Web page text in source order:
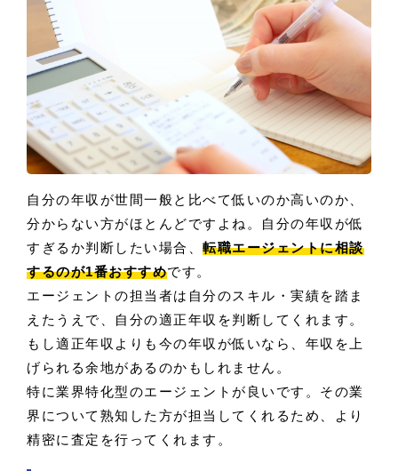
自分の年収が世間一般と比べて低いのか高いのか、
分からない方がほとんどですよね。自分の年収が低
すぎるか判断したい場合、 転職エージェントに相談
するのが1番おすすめです。
エージェントの担当者は自分のスキル・実績を踏ま
えたうえで、自分の適正年収を判断してくれます。
もし適正年収よりも今の年収が低いなら、年収を上
げられる余地があるのかもしれません。
特に業界特化型のエージェントが良いです。その業
界について熟知した方が担当してくれるため、より
精密に査定を行ってくれます。